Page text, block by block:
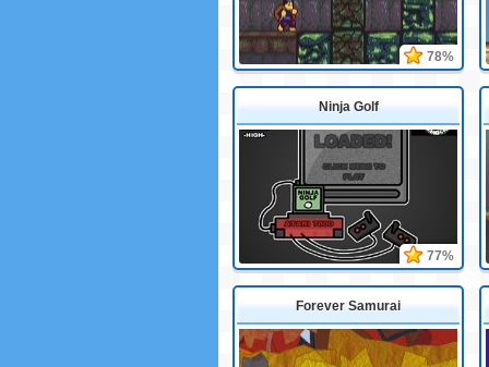
78%
Ninja Golf
77%
Forever Samurai